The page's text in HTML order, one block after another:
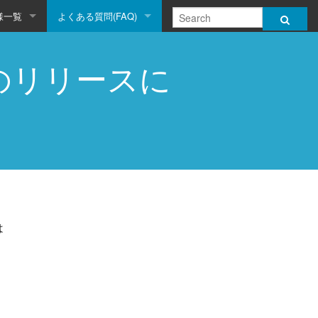
一覧 よくある質問(FAQ)
リースに